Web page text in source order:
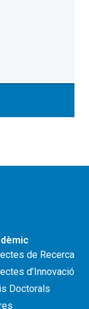
de Recerca
d’Innovació
Doctorals